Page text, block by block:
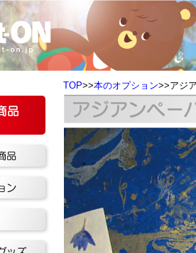
TOP>>本のオプション>>アジ